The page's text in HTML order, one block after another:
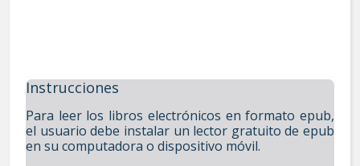
Instrucciones
Para leer los libros electrónicos en formato epub,
el usuario debe instalar un lector gratuito de epub
en su computadora o dispositivo móvil.